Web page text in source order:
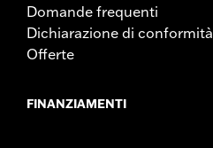
Domande frequenti
Dichiarazione di conformità
Offerte
FINANZIAMENTI